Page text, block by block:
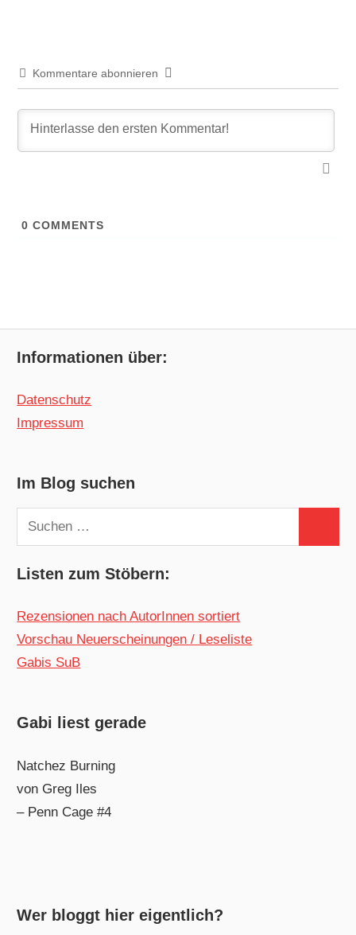
Kommentare abonnieren
0 COMMENTS
Informationen über:
Datenschutz
Impressum
Im Blog suchen
Suchen
nach:
Listen zum Stöbern:
Rezensionen nach AutorInnen sortiert
Vorschau Neuerscheinungen / Leseliste
Gabis SuB
Gabi liest gerade
Natchez Burning
von Greg Iles
– Penn Cage #4
Wer bloggt hier eigentlich?